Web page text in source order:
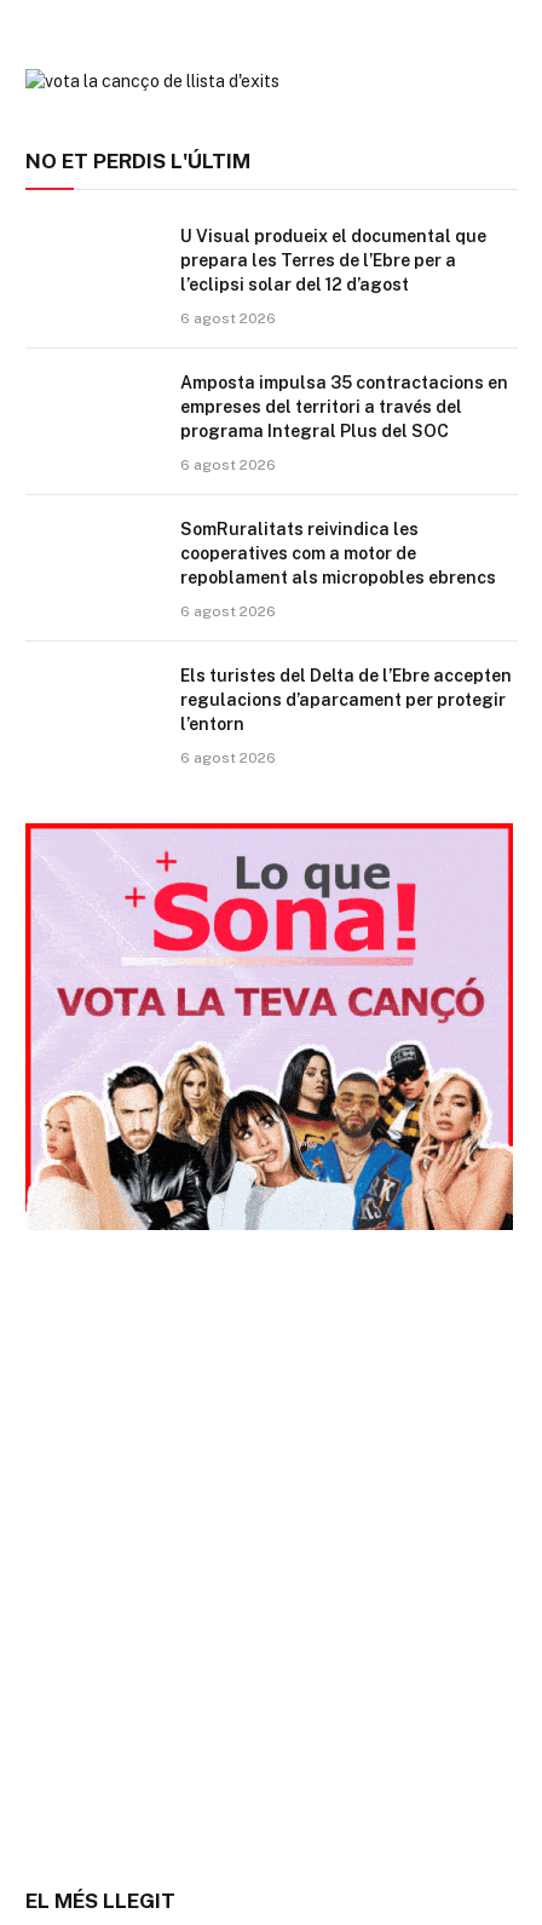
NO ET PERDIS L'ÚLTIM
U Visual produeix el documental que
prepara les Terres de l’Ebre per a
l’eclipsi solar del 12 d’agost
6 agost 2026
Amposta impulsa 35 contractacions en
empreses del territori a través del
programa Integral Plus del SOC
6 agost 2026
SomRuralitats reivindica les
cooperatives com a motor de
repoblament als micropobles ebrencs
6 agost 2026
Els turistes del Delta de l’Ebre accepten
regulacions d’aparcament per protegir
l’entorn
6 agost 2026
EL MÉS LLEGIT